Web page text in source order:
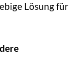
Lösung für